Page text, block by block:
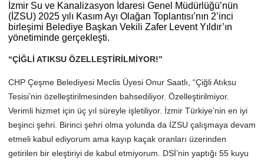
İzmir Su ve Kanalizasyon İdaresi Genel Müdürlüğü’nün
(İZSU) 2025 yılı Kasım Ayı Olağan Toplantısı’nın 2’inci
birleşimi Belediye Başkan Vekili Zafer Levent Yıldır’ın
yönetiminde gerçekleşti.
“ÇİĞLİ ATIKSU ÖZELLEŞTİRİLMİYOR!”
CHP Çeşme Belediyesi Meclis Üyesi Onur Saatlı, “Çiğli Atıksu
Tesisi’nin özelleştirilmesinden bahsediliyor. Özelleştirilmiyor.
Verimli hizmet için üç yıl süreyle işletiliyor. İzmir Türkiye’nin en iyi
beşinci şehri. Birinci şehri olma yolunda da İZSU çalışmaya devam
etmeli kabul ediyorum ama kayıp kaçak oranları üzerinden
getirilen bir eleştiriyi de kabul etmiyorum. DSİ’nin yaptığı 55 kuyu